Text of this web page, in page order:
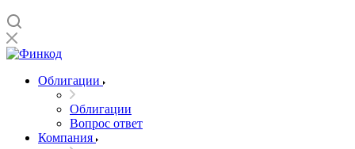
Облигации
Облигации
Вопрос ответ
Компания